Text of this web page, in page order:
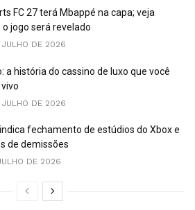
FC 27 terá Mbappé na capa; veja
o jogo será revelado
DE 2026
a história do cassino de luxo que você
DE 2026
fechamento de estúdios do Xbox e
de demissões
DE 2026